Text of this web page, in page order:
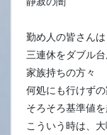
勤め人の皆さんは
三連休をダブル
家族持ちの方々
何処にも行けず
そろそろ基準値
こういう時は、